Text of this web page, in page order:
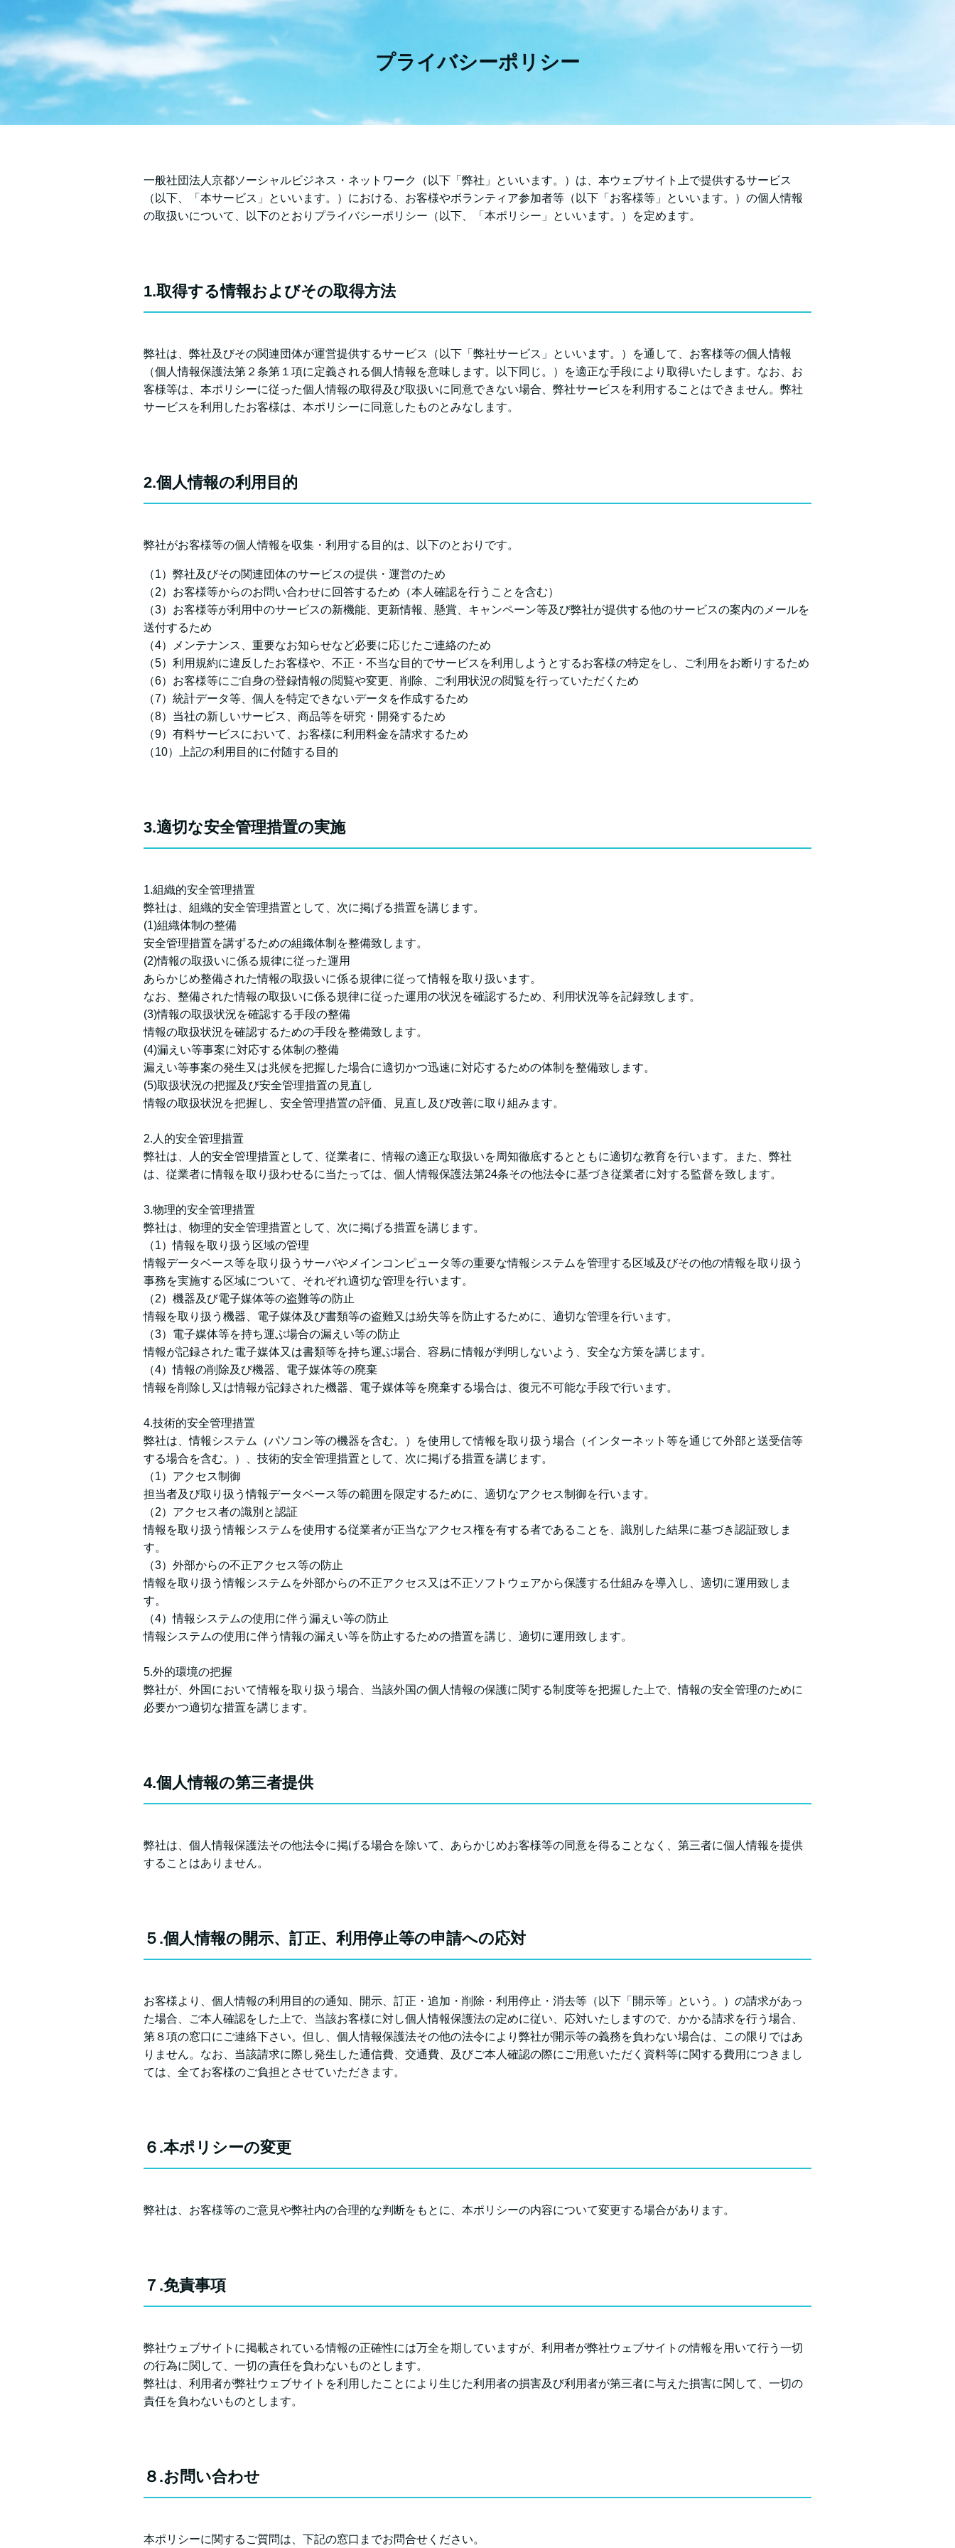
プライバシーポリシー
一般社団法人京都ソーシャルビジネス・ネットワーク（以下「弊社」といいます。）は、本ウェブサイト上で提供するサービス
（以下、「本サービス」といいます。）における、お客様やボランティア参加者等（以下「お客様等」といいます。）の個人情報
の取扱いについて、以下のとおりプライバシーポリシー（以下、「本ポリシー」といいます。）を定めます。
1.取得する情報およびその取得方法
弊社は、弊社及びその関連団体が運営提供するサービス（以下「弊社サービス」といいます。）を通して、お客様等の個人情報
（個人情報保護法第２条第１項に定義される個人情報を意味します。以下同じ。）を適正な手段により取得いたします。なお、お
客様等は、本ポリシーに従った個人情報の取得及び取扱いに同意できない場合、弊社サービスを利用することはできません。弊社
サービスを利用したお客様は、本ポリシーに同意したものとみなします。
2.個人情報の利用目的
弊社がお客様等の個人情報を収集・利用する目的は、以下のとおりです。
（1）弊社及びその関連団体のサービスの提供・運営のため
（2）お客様等からのお問い合わせに回答するため（本人確認を行うことを含む）
（3）お客様等が利用中のサービスの新機能、更新情報、懸賞、キャンペーン等及び弊社が提供する他のサービスの案内のメールを
送付するため
（4）メンテナンス、重要なお知らせなど必要に応じたご連絡のため
（5）利用規約に違反したお客様や、不正・不当な目的でサービスを利用しようとするお客様の特定をし、ご利用をお断りするため
（6）お客様等にご自身の登録情報の閲覧や変更、削除、ご利用状況の閲覧を行っていただくため
（7）統計データ等、個人を特定できないデータを作成するため
（8）当社の新しいサービス、商品等を研究・開発するため
（9）有料サービスにおいて、お客様に利用料金を請求するため
（10）上記の利用目的に付随する目的
3.適切な安全管理措置の実施
1.組織的安全管理措置
弊社は、組織的安全管理措置として、次に掲げる措置を講じます。
(1)組織体制の整備
安全管理措置を講ずるための組織体制を整備致します。
(2)情報の取扱いに係る規律に従った運用
あらかじめ整備された情報の取扱いに係る規律に従って情報を取り扱います。
なお、整備された情報の取扱いに係る規律に従った運用の状況を確認するため、利用状況等を記録致します。
(3)情報の取扱状況を確認する手段の整備
情報の取扱状況を確認するための手段を整備致します。
(4)漏えい等事案に対応する体制の整備
漏えい等事案の発生又は兆候を把握した場合に適切かつ迅速に対応するための体制を整備致します。
(5)取扱状況の把握及び安全管理措置の見直し
情報の取扱状況を把握し、安全管理措置の評価、見直し及び改善に取り組みます。
2.人的安全管理措置
弊社は、人的安全管理措置として、従業者に、情報の適正な取扱いを周知徹底するとともに適切な教育を行います。また、弊社
は、従業者に情報を取り扱わせるに当たっては、個人情報保護法第24条その他法令に基づき従業者に対する監督を致します。
3.物理的安全管理措置
弊社は、物理的安全管理措置として、次に掲げる措置を講じます。
（1）情報を取り扱う区域の管理
情報データベース等を取り扱うサーバやメインコンピュータ等の重要な情報システムを管理する区域及びその他の情報を取り扱う
事務を実施する区域について、それぞれ適切な管理を行います。
（2）機器及び電子媒体等の盗難等の防止
情報を取り扱う機器、電子媒体及び書類等の盗難又は紛失等を防止するために、適切な管理を行います。
（3）電子媒体等を持ち運ぶ場合の漏えい等の防止
情報が記録された電子媒体又は書類等を持ち運ぶ場合、容易に情報が判明しないよう、安全な方策を講じます。
（4）情報の削除及び機器、電子媒体等の廃棄
情報を削除し又は情報が記録された機器、電子媒体等を廃棄する場合は、復元不可能な手段で行います。
4.技術的安全管理措置
弊社は、情報システム（パソコン等の機器を含む。）を使用して情報を取り扱う場合（インターネット等を通じて外部と送受信等
する場合を含む。）、技術的安全管理措置として、次に掲げる措置を講じます。
（1）アクセス制御
担当者及び取り扱う情報データベース等の範囲を限定するために、適切なアクセス制御を行います。
（2）アクセス者の識別と認証
情報を取り扱う情報システムを使用する従業者が正当なアクセス権を有する者であることを、識別した結果に基づき認証致しま
す。
（3）外部からの不正アクセス等の防止
情報を取り扱う情報システムを外部からの不正アクセス又は不正ソフトウェアから保護する仕組みを導入し、適切に運用致しま
す。
（4）情報システムの使用に伴う漏えい等の防止
情報システムの使用に伴う情報の漏えい等を防止するための措置を講じ、適切に運用致します。
5.外的環境の把握
弊社が、外国において情報を取り扱う場合、当該外国の個人情報の保護に関する制度等を把握した上で、情報の安全管理のために
必要かつ適切な措置を講じます。
4.個人情報の第三者提供
弊社は、個人情報保護法その他法令に掲げる場合を除いて、あらかじめお客様等の同意を得ることなく、第三者に個人情報を提供
することはありません。
５.個人情報の開示、訂正、利用停止等の申請への応対
お客様より、個人情報の利用目的の通知、開示、訂正・追加・削除・利用停止・消去等（以下「開示等」という。）の請求があっ
た場合、ご本人確認をした上で、当該お客様に対し個人情報保護法の定めに従い、応対いたしますので、かかる請求を行う場合、
第８項の窓口にご連絡下さい。但し、個人情報保護法その他の法令により弊社が開示等の義務を負わない場合は、この限りではあ
りません。なお、当該請求に際し発生した通信費、交通費、及びご本人確認の際にご用意いただく資料等に関する費用につきまし
ては、全てお客様のご負担とさせていただきます。
６.本ポリシーの変更
弊社は、お客様等のご意見や弊社内の合理的な判断をもとに、本ポリシーの内容について変更する場合があります。
７.免責事項
弊社ウェブサイトに掲載されている情報の正確性には万全を期していますが、利用者が弊社ウェブサイトの情報を用いて行う一切
の行為に関して、一切の責任を負わないものとします。
弊社は、利用者が弊社ウェブサイトを利用したことにより生じた利用者の損害及び利用者が第三者に与えた損害に関して、一切の
責任を負わないものとします。
８.お問い合わせ
本ポリシーに関するご質問は、下記の窓口までお問合せください。